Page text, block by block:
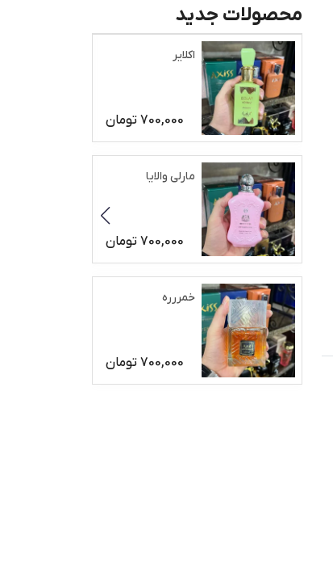
محصولات جدید
اکلایر
700,000 تومان
مارلی والایا
700,000 تومان
خمررره
700,000 تومان